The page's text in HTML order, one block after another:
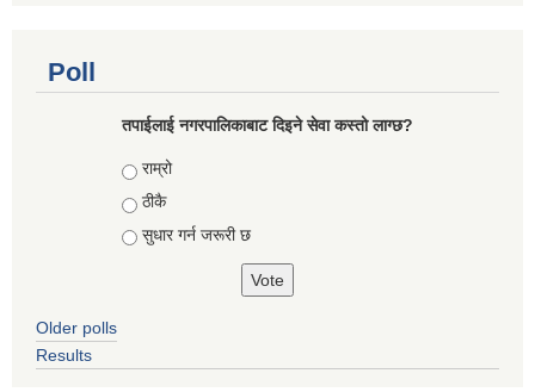
Poll
तपाईलाई नगरपालिकाबाट दिइने सेवा कस्तो लाग्छ?
Choices
राम्रो
ठीकै
सुधार गर्न जरूरी छ
Older polls
Results